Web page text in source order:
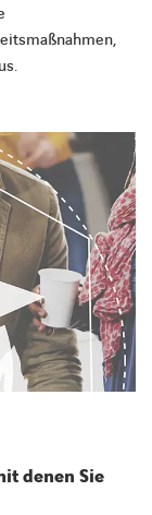
denen Sie